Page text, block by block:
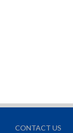
CONTACT US